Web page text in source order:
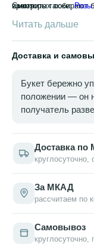
время.
из которых собирают
выразительный
Смотрите также:Розы.
Читать дальше
Доставка и
Букет бережно
положении — он
получатель
Доставка по
круглосуточно,
За МКАД
рассчитаем по
Самовывоз
круглосуточно,